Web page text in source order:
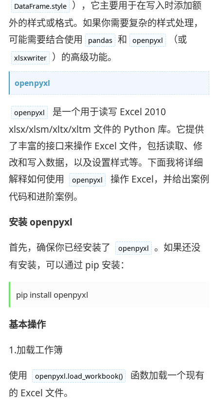
DataFrame.style
），它主要用于在写入时添加额
外的样式或格式。如果你需要复杂的样式处理，
可能需要结合使用
pandas 和 openpyxl （或
xlsxwriter ）的高级功能。
openpyxl
openpyxl
是一个用于读写 Excel 2010
xlsx/xlsm/xltx/xltm 文件的 Python 库。它提供
了丰富的接口来操作 Excel 文件，包括读取、修
改和写入数据，以及设置样式等。下面我将详细
解释如何使用
openpyxl
操作 Excel，并给出案例
代码和进阶案例。
安装 openpyxl
首先，确保你已经安装了
openpyxl
。如果还没
有安装，可以通过 pip 安装：
pip install openpyxl
基本操作
1.加载工作簿
使用
openpyxl.load_workbook()
函数加载一个现有
的 Excel 文件。